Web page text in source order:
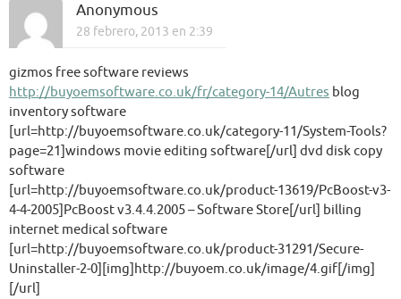
Anonymous
28 febrero, 2013 en 2:39
gizmos free software reviews
http://buyoemsoftware.co.uk/fr/category-14/Autres blog
inventory software
[url=http://buyoemsoftware.co.uk/category-11/System-Tools?
page=21]windows movie editing software[/url] dvd disk copy
software
[url=http://buyoemsoftware.co.uk/product-13619/PcBoost-v3-
4-4-2005]PcBoost v3.4.4.2005 – Software Store[/url] billing
internet medical software
[url=http://buyoemsoftware.co.uk/product-31291/Secure-
Uninstaller-2-0][img]http://buyoem.co.uk/image/4.gif[/img]
[/url]